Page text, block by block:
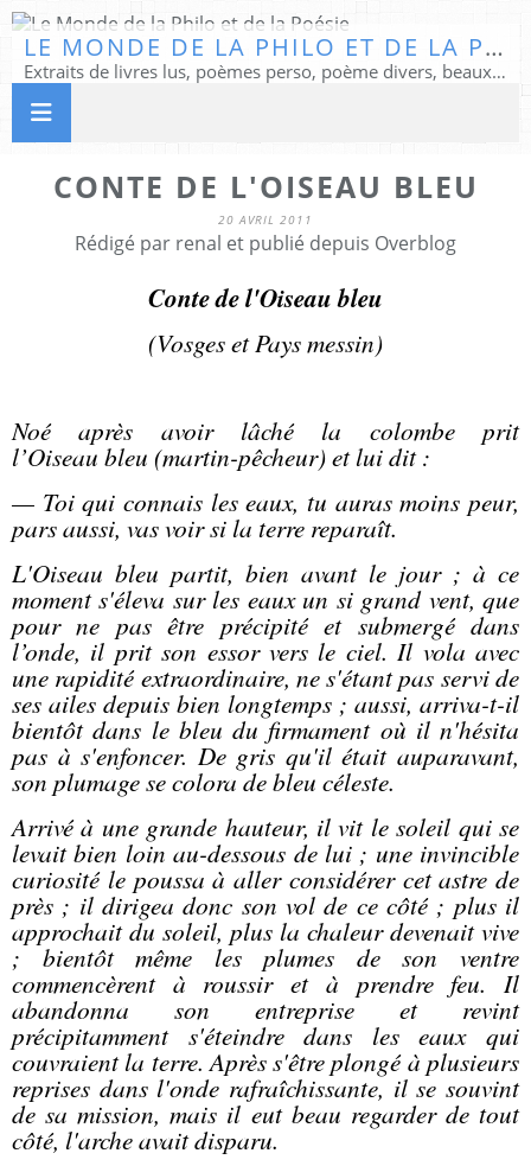
LE MONDE DE LA PHILO ET DE LA POÉSIE
Extraits de livres lus, poèmes perso, poème divers, beaux textes...
CONTE DE L'OISEAU BLEU
20 AVRIL 2011
Rédigé par renal et publié depuis Overblog
Conte de l'Oiseau bleu
(Vosges et Pays messin)
Noé après avoir lâché la colombe prit
l’Oiseau bleu (martin-pêcheur) et lui dit :
— Toi qui connais les eaux, tu auras moins peur,
pars aussi, vas voir si la terre reparaît.
L'Oiseau bleu partit, bien avant le jour ; à ce
moment s'éleva sur les eaux un si grand vent, que
pour ne pas être précipité et submergé dans
l’onde, il prit son essor vers le ciel. Il vola avec
une rapidité extraordinaire, ne s'étant pas servi de
ses ailes depuis bien longtemps ; aussi, arriva-t-il
bientôt dans le bleu du firmament où il n'hésita
pas à s'enfoncer. De gris qu'il était auparavant,
son plumage se colora de bleu céleste.
Arrivé à une grande hauteur, il vit le soleil qui se
levait bien loin au-dessous de lui ; une invincible
curiosité le poussa à aller considérer cet astre de
près ; il dirigea donc son vol de ce côté ; plus il
approchait du soleil, plus la chaleur devenait vive
; bientôt même les plumes de son ventre
commencèrent à roussir et à prendre feu. Il
abandonna son entreprise et revint
précipitamment s'éteindre dans les eaux qui
couvraient la terre. Après s'être plongé à plusieurs
reprises dans l'onde rafraîchissante, il se souvint
de sa mission, mais il eut beau regarder de tout
côté, l'arche avait disparu.